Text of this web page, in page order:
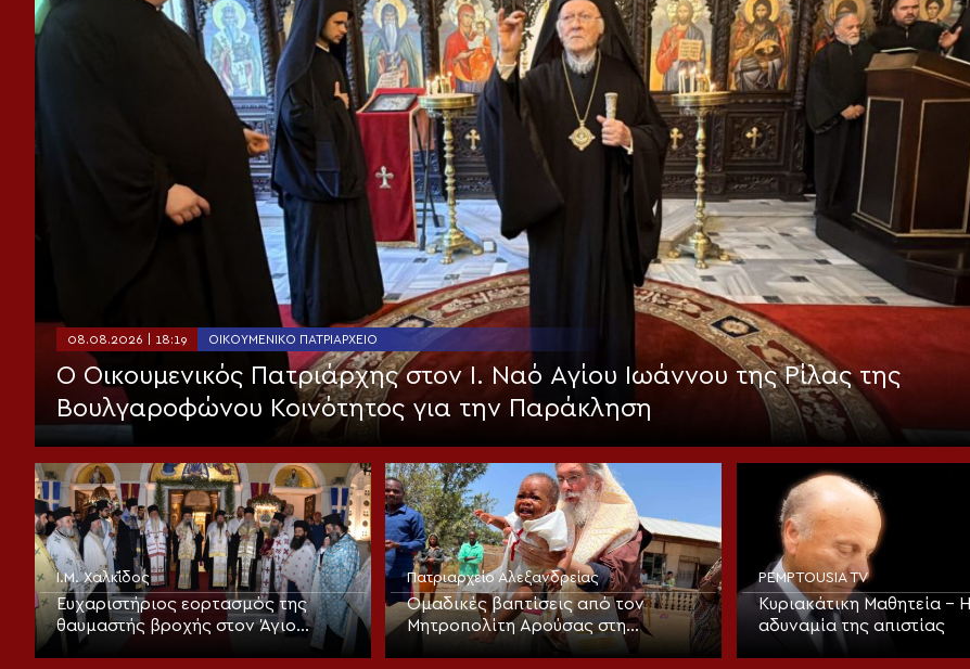
08.08.2026 | 18:19 ΟΙΚΟΥΜΕΝΙΚΌ ΠΑΤΡΙΑΡΧΕΊΟ
Ο Οικουμενικός Πατριάρχης στον I. Ναό Αγίου Ιωάννου της Ρίλας της
Βουλγαροφώνου Κοινότητος για την Παράκληση
Ι.Μ. Χαλκίδος
Ευχαριστήριος εορτασμός της
θαυμαστής βροχής στον Άγιο
Ιωάννη τον Ρώσσο Ευβοίας
Πατριαρχείο Αλεξανδρείας
Ομαδικές βαπτίσεις από τον
Μητροπολίτη Αρούσας στη
Σινγκίντα την εορτή της
PEMPTOUSIA TV
Κυριακάτικη Μαθητεία – Η
αδυναμία της απιστίας